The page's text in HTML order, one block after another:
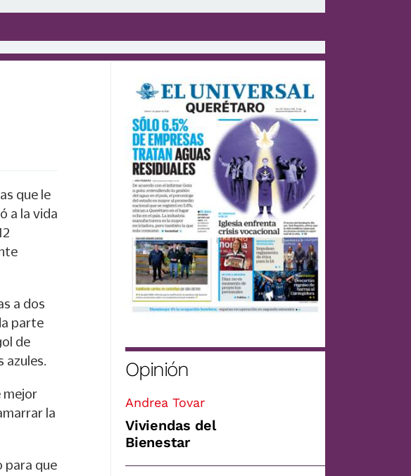
que le
a la vida
a dos
parte
de
azules.
mejor
la
para que
Opinión
Andrea Tovar
Viviendas del
Bienestar